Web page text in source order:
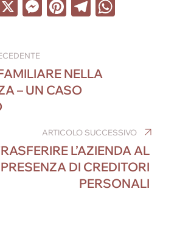
X M
e
n
er
Pi
e
st
T
gr
a
p
NELLA
– UN CASO
ARTICOLO SUCCESSIVO
L’AZIENDA AL
DI CREDITORI
PERSONALI